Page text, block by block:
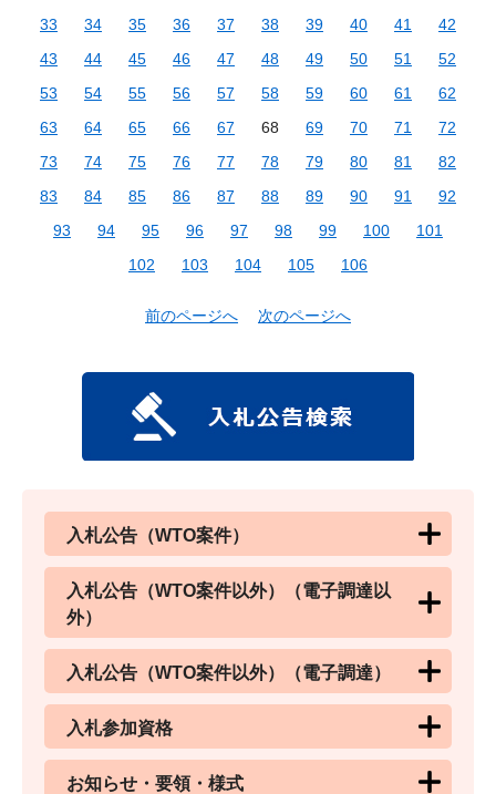
33
34 35 36 37 38 39 40 41
42
43
44 45 46 47 48 49 50 51
52
53
54 55 56 57 58 59 60 61
62
63
64 65 66 67 68 69 70 71
72
73
74 75 76 77 78 79 80 81
82
83
84 85 86 87 88 89 90 91
92
93
94 95 96 97 98 99 100
101
102
103 104 105 106
前のページへ 次のページへ
入札公告（WTO案件）
入札公告（WTO案件以外）（電子調達以
外）
入札公告（WTO案件以外）（電子調達）
入札参加資格
お知らせ・要領・様式